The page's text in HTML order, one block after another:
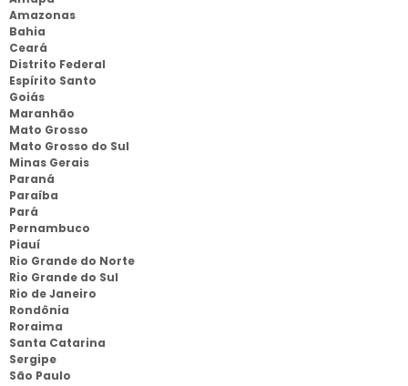
Amazonas
Bahia
Ceará
Distrito Federal
Espírito Santo
Goiás
Maranhão
Mato Grosso
Mato Grosso do Sul
Minas Gerais
Paraná
Paraíba
Pará
Pernambuco
Piauí
Rio Grande do Norte
Rio Grande do Sul
Rio de Janeiro
Rondônia
Roraima
Santa Catarina
Sergipe
São Paulo